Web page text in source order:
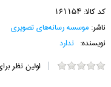
کد کالا: 161154
ناشر: موسسه رسانه‌هاي تصويري
نویسنده: ندارد
اولین نظر